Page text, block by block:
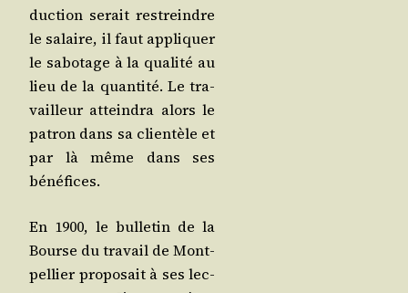
duc­tion serait res­treindre
le salaire, il faut appli­quer
le sabo­tage à la qua­li­té au
lieu de la quan­ti­té. Le tra­
vailleur attein­dra alors le
patron dans sa clien­tèle et
par là même dans ses
bénéfices.
En 1900, le bul­le­tin de la
Bourse du tra­vail de Mont­
pel­lier pro­po­sait à ses lec­